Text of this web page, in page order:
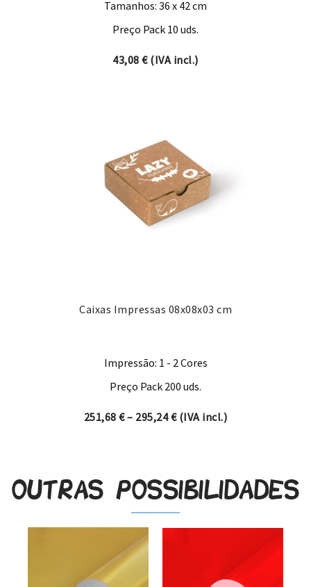
Tamanhos: 36 x 42 cm
Preço Pack 10 uds.
43,08€(IVA incl.)
Caixas Impressas 08x08x03 cm
Impressão: 1 - 2 Cores
Preço Pack 200 uds.
251,68€– 295,24€Price range: 251,68 €
(IVA incl.)
Outras possibilidades